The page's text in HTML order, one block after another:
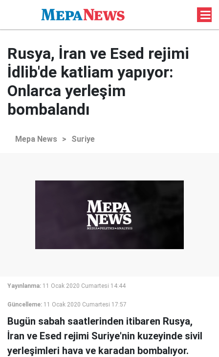
Rusya, İran ve Esed rejimi
İdlib'de katliam yapıyor:
Onlarca yerleşim
bombalandı
Mepa News > Suriye
Yayınlanma: 11 Ocak 2020 Cumartesi 14:44
Güncelleme: 11 Ocak 2020 Cumartesi 17:57
Bugün sabah saatlerinden itibaren Rusya,
İran ve Esed rejimi Suriye'nin kuzeyinde sivil
yerleşimleri hava ve karadan bombalıyor.